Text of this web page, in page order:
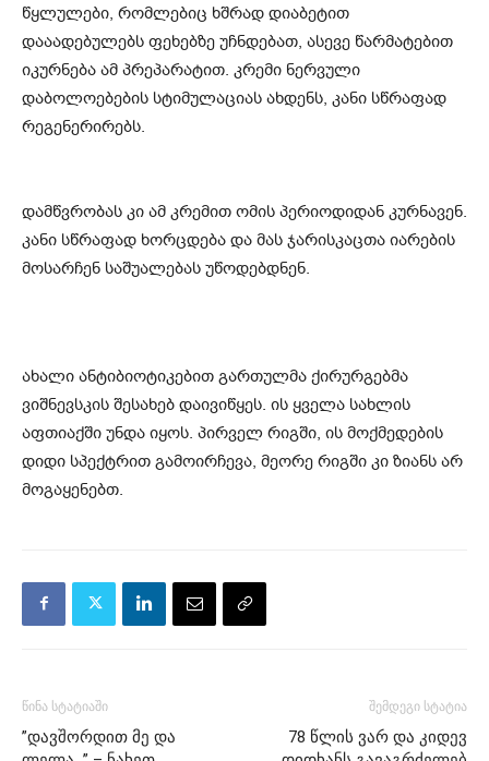
წყლულები, რომლებიც ხშრად დიაბეტით
დააადებულებს ფეხებზე უჩნდებათ, ასევე წარმატებით
იკურნება ამ პრეპარატით. კრემი ნერვული
დაბოლოებების სტიმულაციას ახდენს, კანი სწრაფად
რეგენერირებს.
დამწვრობას კი ამ კრემით ომის პერიოდიდან კურნავენ.
კანი სწრაფად ხორცდება და მას ჯარისკაცთა იარების
მოსარჩენ საშუალებას უწოდებდნენ.
ახალი ანტიბიოტიკებით გართულმა ქირურგებმა
ვიშნევსკის შესახებ დაივიწყეს. ის ყველა სახლის
აფთიაქში უნდა იყოს. პირველ რიგში, ის მოქმედების
დიდი სპექტრით გამოირჩევა, მეორე რიგში კი ზიანს არ
მოგაყენებთ.
წინა სტატიაში
”დავშორდით მე და
შემდეგი სტატია
78 წლის ვარ და კიდევ